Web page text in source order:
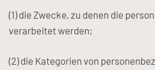
(1) die Zwecke, zu denen die
verarbeitet werden;
(2) die Kategorien von